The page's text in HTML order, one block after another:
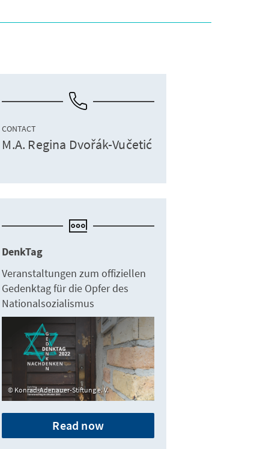
CONTACT
M.A. Regina Dvořák-Vučetić
DenkTag
Veranstaltungen zum offiziellen
Gedenktag für die Opfer des
Nationalsozialismus
Konrad-Adenauer-Stiftung e. V.
Read now